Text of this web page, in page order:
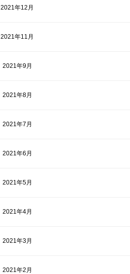
2021年12月
2021年11月
2021年9月
2021年8月
2021年7月
2021年6月
2021年5月
2021年4月
2021年3月
2021年2月